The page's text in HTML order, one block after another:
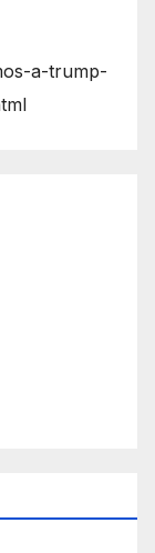
a-trump-